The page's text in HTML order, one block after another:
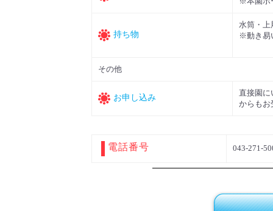
持ち物
水筒・上
※動き易
その他
お申し込み
直接園に
からもお
電話番号 043-271-